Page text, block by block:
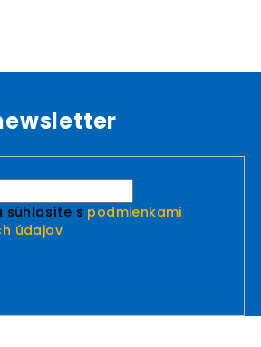
súhlasíte s podmienkami
údajov